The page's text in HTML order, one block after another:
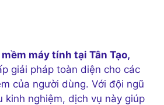
máy tính tại Tân Tạo,
giải pháp toàn diện cho các
của người dùng. Với đội ngũ
kinh nghiệm, dịch vụ này giúp